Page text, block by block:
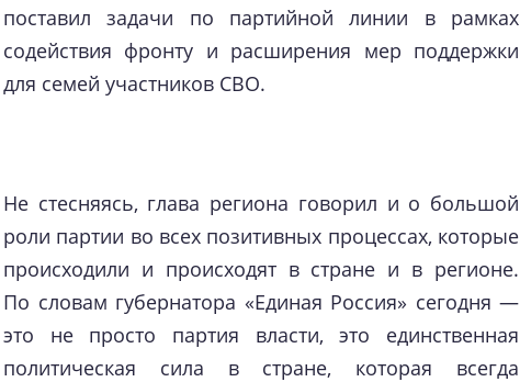
поставил задачи по партийной линии в рамках
содействия фронту и расширения мер поддержки
для семей участников СВО.
Не стесняясь, глава региона говорил и о большой
роли партии во всех позитивных процессах, которые
происходили и происходят в стране и в регионе.
По словам губернатора «Единая Россия» сегодня —
это не просто партия власти, это единственная
политическая сила в стране, которая всегда